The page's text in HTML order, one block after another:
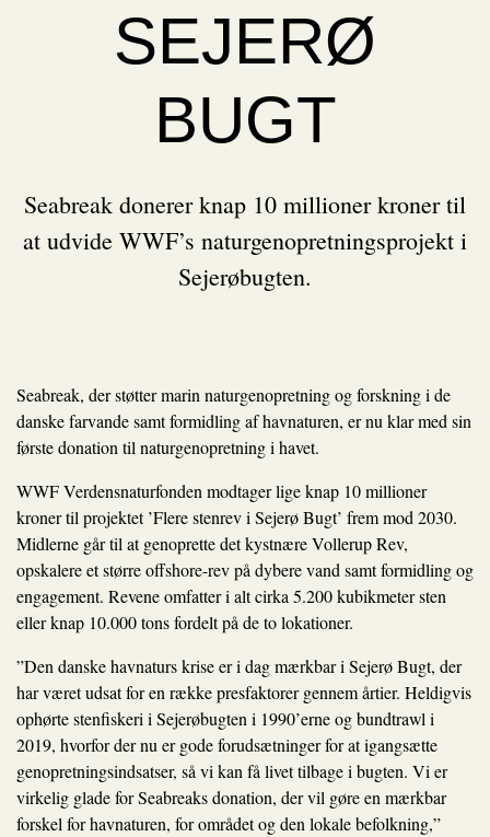
SEJERØ
BUGT
Seabreak donerer knap 10 millioner kroner til
at udvide WWF’s naturgenopretningsprojekt i
Sejerøbugten.
Seabreak, der støtter marin naturgenopretning og forskning i de
danske farvande samt formidling af havnaturen, er nu klar med sin
første donation til naturgenopretning i havet.
WWF Verdensnaturfonden modtager lige knap 10 millioner
kroner til projektet ’Flere stenrev i Sejerø Bugt’ frem mod 2030.
Midlerne går til at genoprette det kystnære Vollerup Rev,
opskalere et større offshore-rev på dybere vand samt formidling og
engagement. Revene omfatter i alt cirka 5.200 kubikmeter sten
eller knap 10.000 tons fordelt på de to lokationer.
”Den danske havnaturs krise er i dag mærkbar i Sejerø Bugt, der
har været udsat for en række presfaktorer gennem årtier. Heldigvis
ophørte stenfiskeri i Sejerøbugten i 1990’erne og bundtrawl i
2019, hvorfor der nu er gode forudsætninger for at igangsætte
genopretningsindsatser, så vi kan få livet tilbage i bugten. Vi er
virkelig glade for Seabreaks donation, der vil gøre en mærkbar
forskel for havnaturen, for området og den lokale befolkning,”